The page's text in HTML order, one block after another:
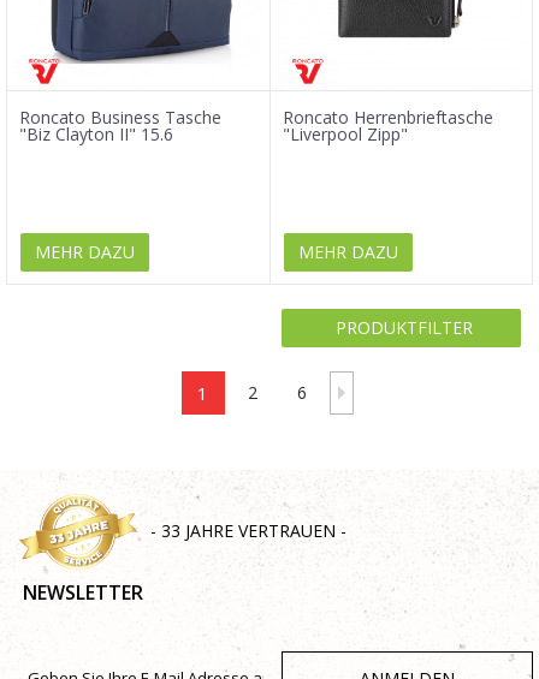
Roncato Business Tasche
"Biz Clayton II" 15.6
MEHR DAZU
Roncato Herrenbrieftasche
"Liverpool Zipp"
MEHR DAZU
PRODUKTFILTER
1 2 6
- 33 JAHRE VERTRAUEN -
NEWSLETTER